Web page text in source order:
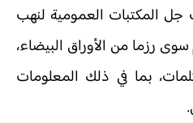
المكتبات العمومية لنهب
رزما من الأوراق البيضاء،
بما في ذلك المعلومات